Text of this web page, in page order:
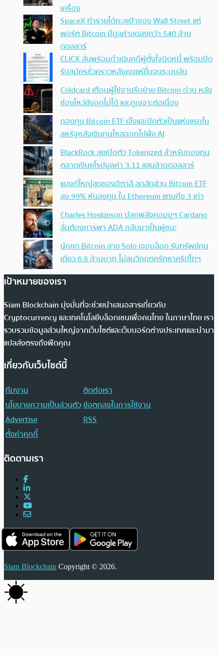
เครื่อง
SpaceX ทำรายได้ทะลุเป้าของ Wall Street แต่
พอร์ต Bitcoin มีมูลค่าลดลงกว่า 540 ล้าน
ดอลลาร์
CLICX ลั่นพร้อมดำเนินคดีผู้ตั้งใจบิดหนี้ พร้อมปิด
รับสมัครชั่วคราวหลังคนแห่ยื่นจนระบบล้น
Coldcard เตือนผู้ใช้งานรีบย้าย Bitcoin ด่วน หลัง
ช่องโหว่ยังอุดไม่ได้ และถูกเจาะต่อเนื่อง
กองทุน Bitcoin ETF เจ๊งและปิดตัวเป็นแห่งแรกใน
สหรัฐหลังเงินทุนไหลออกไปฝั่ง AI
BlackRock ลุยเปิดตัว Tokenized สำหรับกองทุน
ตลาดเงินยุโรปมูลค่า 3.11 แสนล้านดอลลาร์
แบงก์ใหญ่สุดของอิตาลี ลดสัดส่วน Bitcoin ETF
ลง 99% หันลงทุน ใน Ethereum แทนถึง 3 เท่า
Charles Hoskinson ปลุกพลังคอมมูฯ Cardano
ลั่นต้องการพา ADA กลับมาเป็นผู้ชนะ
นักขุด Bitcoin สาย Solo เจอบล็อก รับทรัพย์คน
เดียว 6.6 ล้านบาท ไม่สนวิกฤตศรัทธาคริปโทฯ
เป้าหมายของเรา
Siam Blockchain มุ่งมั่นที่จะช่วยนำเสนอสารเกี่ยวกับ
Cryptocurrency และเทคโนโลยีบล็อกเชนเพื่อคนไทย ในภาษาไทย เรา
รวบรวมข้อมูลส่วนใหญ่จากเว็บไซต์และเว็บบอร์ดต่างประเทศและนำมา
แปลส่งตรงถึงฟีดคุณ
เกี่ยวกับเว็บไซต์นี้
ทีมงาน
ติดต่อเรา
นโยบายความเป็นส่วนตัวข้อตกลงในการใช้งาน
Advertise
RSS
ตั้งค่าคุกกี้
ติดตามเรา
Siam Blockchain Copyright © 2026.